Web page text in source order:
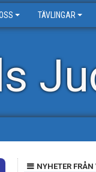
TÄVLINGAR
NYHETER